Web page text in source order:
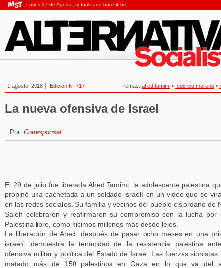
Lunes 27 de Agosto, actualizado hace 4 hs.
1 agosto, 2018 Edición N° 717 Temas: ahed tamimi • federico moreno •
La nueva ofensiva de Israel
Por: Corresponsal
El 29 de julio fue liberada Ahed Tamimi, la adolescente palestina
propinó una cachetada a un soldado israelí en un video que se
en las redes sociales. Su familia y vecinos del pueblo cisjordano de
Saleh celebraron y reafirmaron su compromiso con la lucha por
Palestina libre, como hicimos millones más desde lejos.
La liberación de Ahed, después de pasar ocho meses en una
israelí, demuestra la tenacidad de la resistencia palestina
ofensiva militar y política del Estado de Israel. Las fuerzas sionistas
matado más de 150 palestinos en Gaza en lo que va del